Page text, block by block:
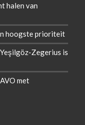
halen van
hoogste prioriteit
Zegerius is
met